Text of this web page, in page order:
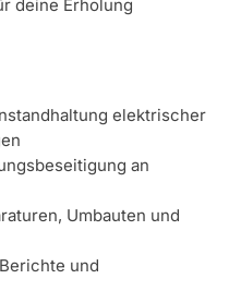
deine Erholung
elektrischer
an
Umbauten und
und